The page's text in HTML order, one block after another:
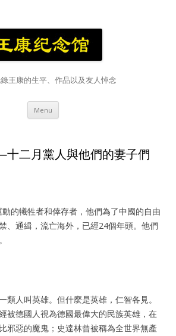
王康的生平、作品以及友人悼念
Menu Skip
content
二月黨人與他們的妻子們
的犧牲者和倖存者，他們為了中國的自由
、通緝，流亡海外，已經24個年頭。他們
類人叫英雄。但什麼是英雄，仁智各見。
被德國人視為德國最偉大的民族英雄，在
邪惡的魔鬼；史達林曾被稱為全世界無產